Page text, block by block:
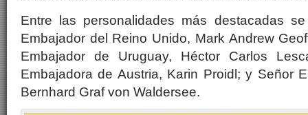
Entre las personalidades más destacadas
Embajador del Reino Unido, Mark Andrew
Embajador de Uruguay, Héctor Carlos
Embajadora de Austria, Karin Proidl; y Señor
Bernhard Graf von Waldersee.